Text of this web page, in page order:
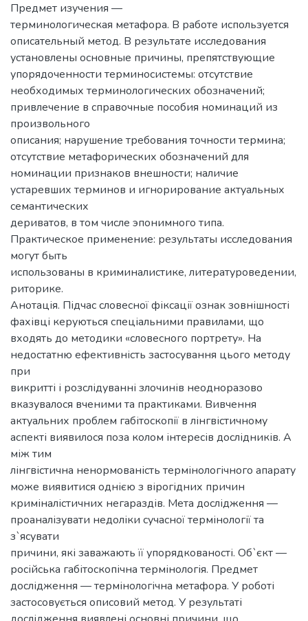
Предмет изучения —
терминологическая метафора. В работе используется
описательный метод. В результате исследования
установлены основные причины, препятствующие
упорядоченности терминосистемы: отсутствие
необходимых терминологических обозначений;
привлечение в справочные пособия номинаций из
произвольного
описания; нарушение требования точности термина;
отсутствие метафорических обозначений для
номинации признаков внешности; наличие
устаревших терминов и игнорирование актуальных
семантических
дериватов, в том числе эпонимного типа.
Практическое применение: результаты исследования
могут быть
использованы в криминалистике, литературоведении,
риторике.
Анотація. Підчас словесної фіксації ознак зовнішності
фахівці керуються спеціальними правилами, що
входять до методики «словесного портрету». На
недостатню ефективність застосування цього методу
при
викритті і розслідуванні злочинів неодноразово
вказувалося вченими та практиками. Вивчення
актуальних проблем габітоскопії в лінгвістичному
аспекті виявилося поза колом інтересів дослідників. А
між тим
лінгвістична ненормованість термінологічного апарату
може виявитися однією з вірогідних причин
криміналістичних негараздів. Мета дослідження —
проаналізувати недоліки сучасної термінології та
з`ясувати
причини, які заважають її упорядкованості. Об`єкт —
російська габітоскопічна термінологія. Предмет
дослідження — термінологічна метафора. У роботі
застосовується описовий метод. У результаті